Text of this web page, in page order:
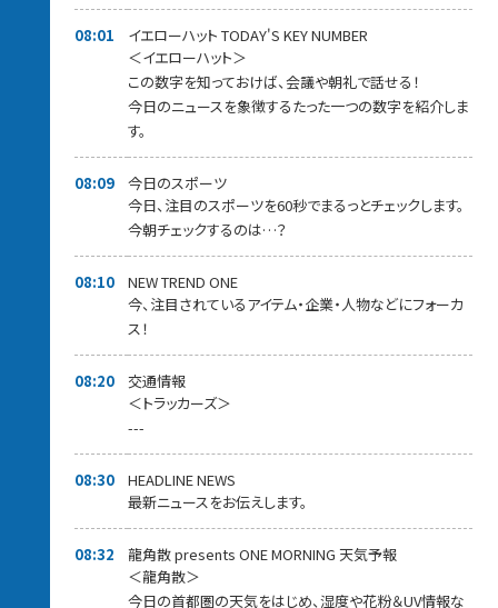
08:01
イエローハット TODAY'S KEY NUMBER
＜イエローハット＞
この数字を知っておけば、会議や朝礼で話せる！
今日のニュースを象徴するたった一つの数字を紹介しま
す。
08:09
今日のスポーツ
今日、注目のスポーツを60秒でまるっとチェックします。
今朝チェックするのは…？
08:10
NEW TREND ONE
今、注目されているアイテム・企業・人物などにフォーカ
ス！
08:20
交通情報
＜トラッカーズ＞
---
08:30
HEADLINE NEWS
最新ニュースをお伝えします。
08:32
龍角散 presents ONE MORNING 天気予報
＜龍角散＞
今日の首都圏の天気をはじめ、湿度や花粉＆UV情報な